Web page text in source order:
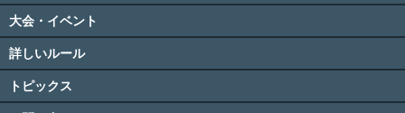
大会・イベント
詳しいルール
トピックス